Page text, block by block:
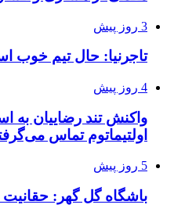
3 روز پیش
تاجرنیا: حال تیم خوب
4 روز پیش
واکنش تند رضاییان به
اولتیماتوم تماس
5 روز پیش
باشگاه گل گهر: حقانیت